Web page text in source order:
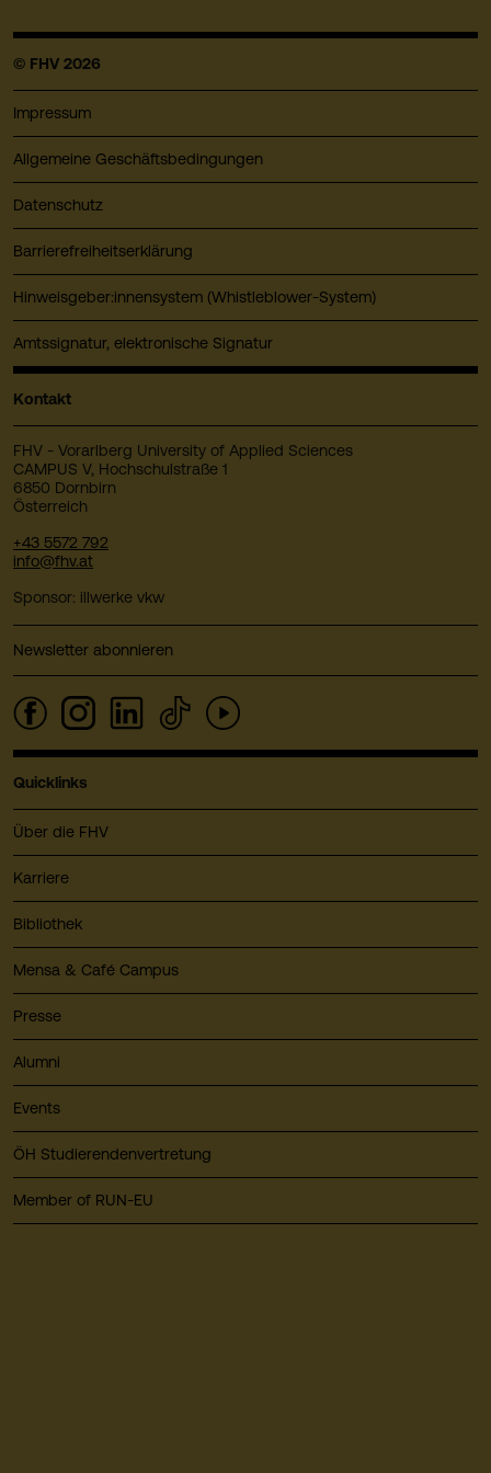
© FHV 2026
Impressum
Allgemeine Geschäftsbedingungen
Datenschutz
Barrierefreiheitserklärung
Hinweisgeber:innensystem (Whistleblower-System)
Amtssignatur, elektronische Signatur
Kontakt
FHV - Vorarlberg University of Applied Sciences
CAMPUS V, Hochschulstraße 1
6850 Dornbirn
Österreich
+43 5572 792
info@fhv.at
Sponsor: illwerke vkw
Newsletter abonnieren
Quicklinks
Über die FHV
Karriere
Bibliothek
Mensa & Café Campus
Presse
Alumni
Events
ÖH Studierendenvertretung
Member of RUN-EU